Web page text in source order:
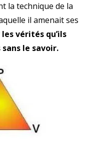
la technique de la
il amenait ses
vérités qu’ils
le savoir.